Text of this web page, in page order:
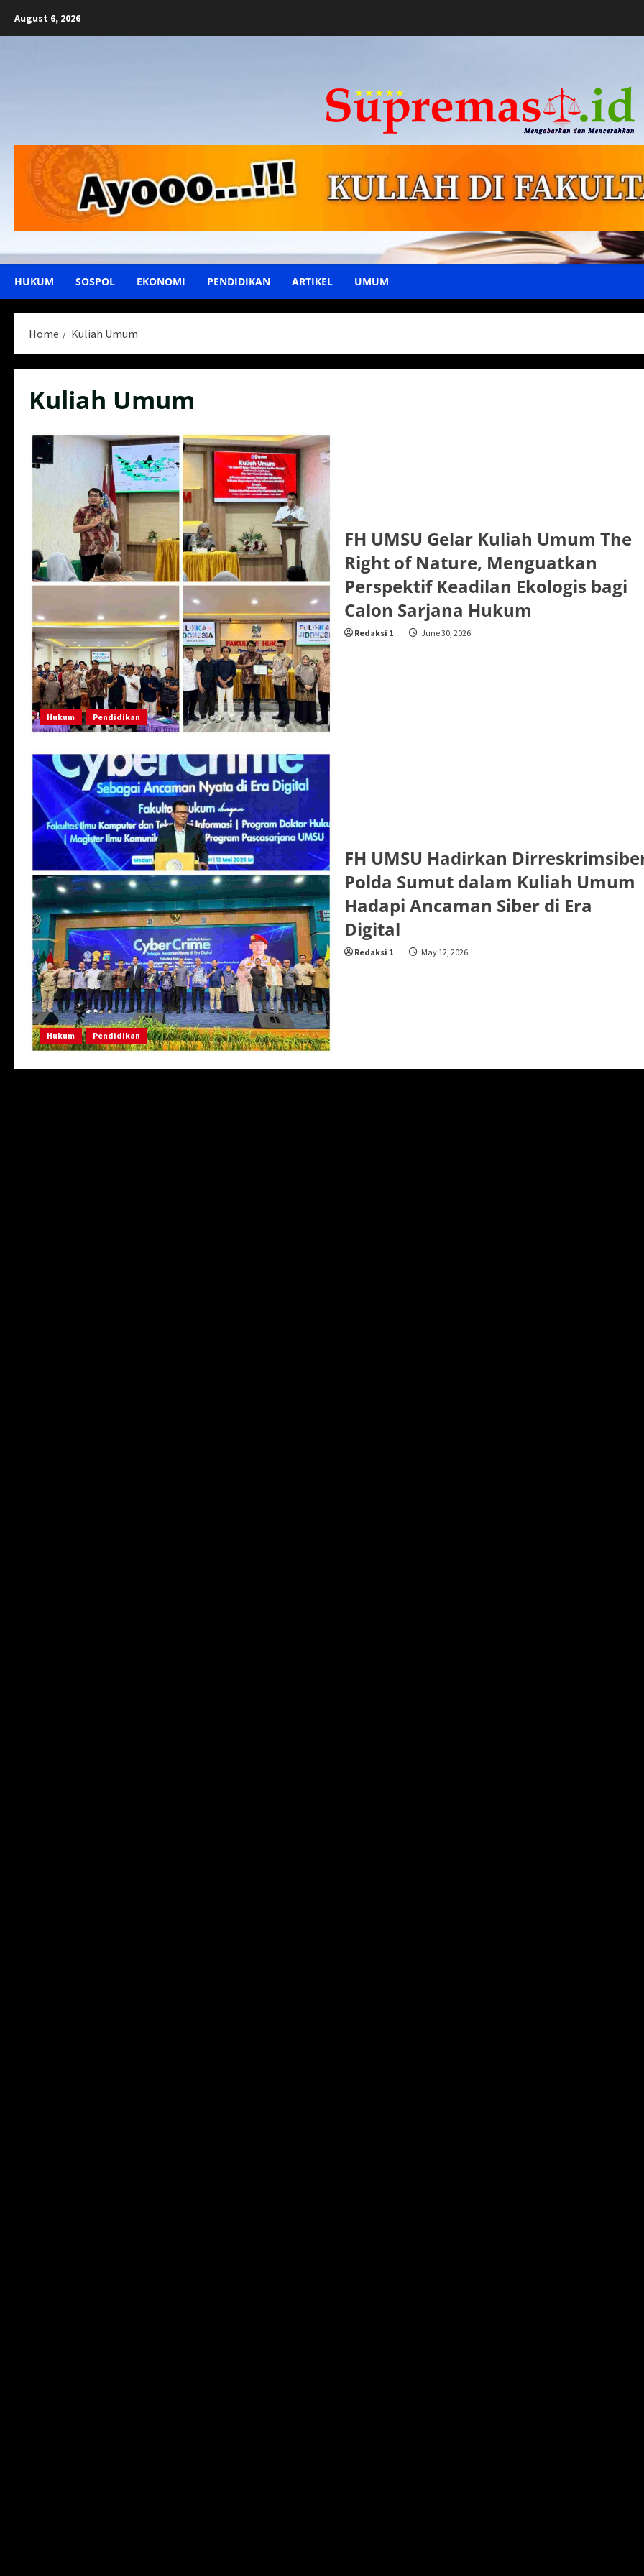
August 6, 2026
HUKUM SOSPOL EKONOMI PENDIDIKAN ARTIKEL UMUM
Home Kuliah Umum
Kuliah Umum
Hukum Pendidikan
FH UMSU Gelar Kuliah Umum The
Right of Nature, Menguatkan
Perspektif Keadilan Ekologis bagi
Calon Sarjana Hukum
Redaksi 1 June 30, 2026
Hukum Pendidikan
FH UMSU Hadirkan
Polda Sumut dalam Kuliah Umum
Hadapi Ancaman Siber di Era
Digital
Redaksi 1 May 12, 2026